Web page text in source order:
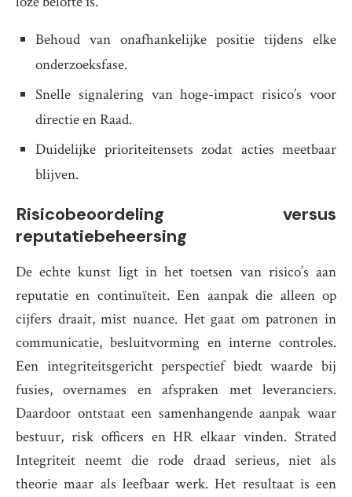
Behoud van onafhankelijke positie tijdens elke
onderzoeksfase.
Snelle signalering van hoge-impact risico’s voor
directie en Raad.
Duidelijke prioriteitensets zodat acties meetbaar
blijven.
Risicobeoordeling versus
reputatiebeheersing
De echte kunst ligt in het toetsen van risico’s aan
reputatie en continuïteit. Een aanpak die alleen op
cijfers draait, mist nuance. Het gaat om patronen in
communicatie, besluitvorming en interne controles.
Een integriteitsgericht perspectief biedt waarde bij
fusies, overnames en afspraken met leveranciers.
Daardoor ontstaat een samenhangende aanpak waar
bestuur, risk officers en HR elkaar vinden. Strated
Integriteit neemt die rode draad serieus, niet als
theorie maar als leefbaar werk. Het resultaat is een